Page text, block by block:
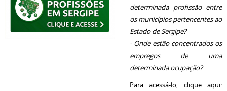
determinada profissão entre
os municípios pertencentes ao
Estado de Sergipe?
- Onde estão concentrados os
empregos de uma
determinada ocupação?
Para acessá-lo, clique aqui: